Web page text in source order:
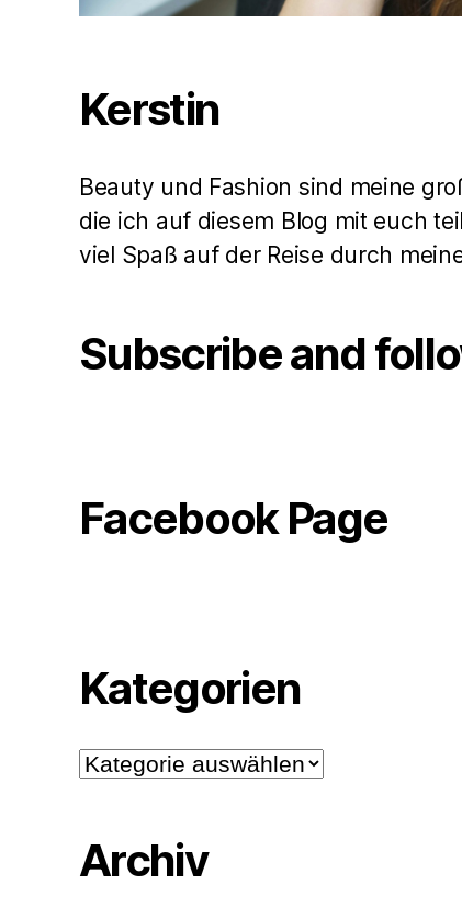
Kerstin
Beauty und Fashion sind meine
die ich auf diesem Blog mit euch
viel Spaß auf der Reise durch
Subscribe and
Facebook Page
Kategorien
Kategorien
Archiv